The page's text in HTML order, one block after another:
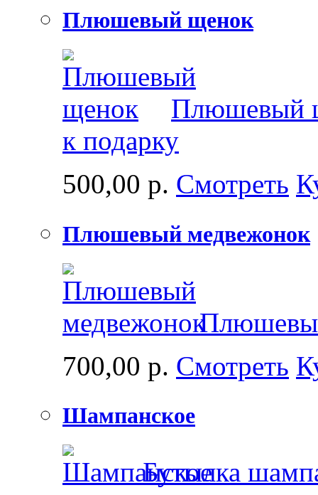
Плюшевый щенок
Плюшевый
к подарку
500,00 р. Смотреть
Плюшевый медвежонок
700,00 р. Смотреть
Шампанское
Бутылка